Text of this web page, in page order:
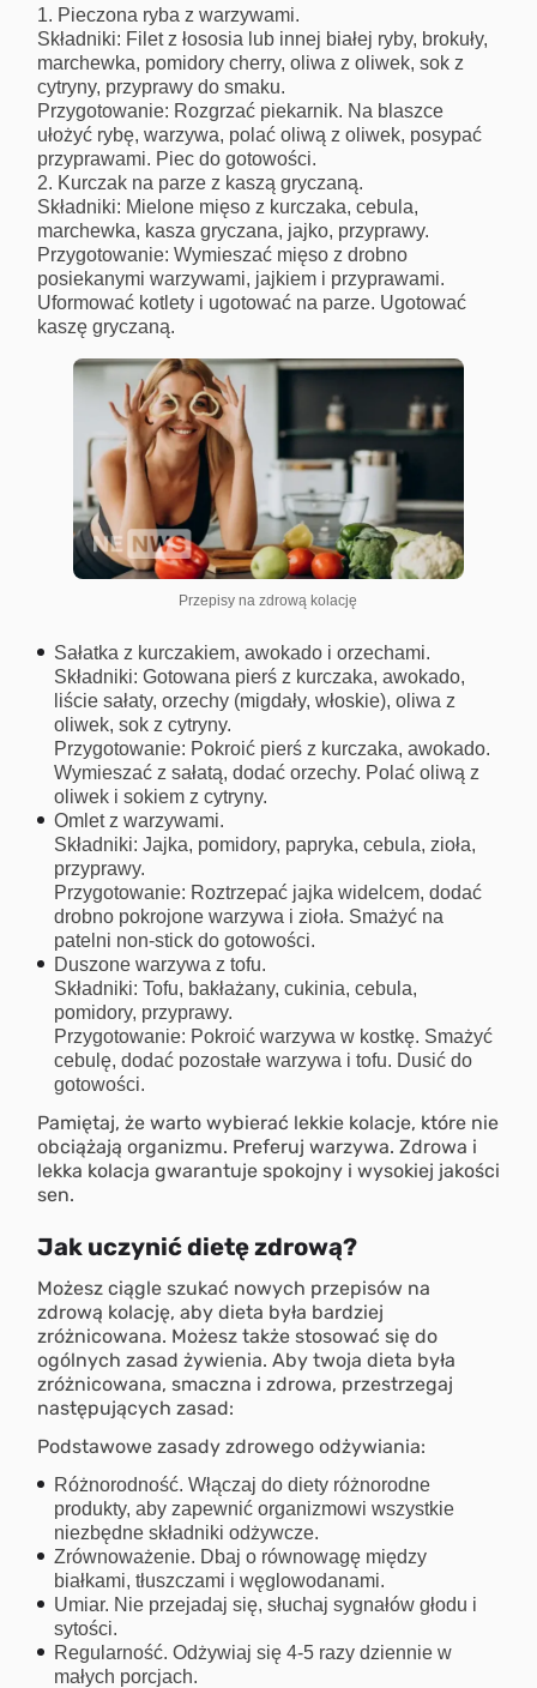
Pieczona ryba z warzywami.
Składniki: Filet z łososia lub innej białej ryby, brokuły,
marchewka, pomidory cherry, oliwa z oliwek, sok z
cytryny, przyprawy do smaku.
Przygotowanie: Rozgrzać piekarnik. Na blaszce
ułożyć rybę, warzywa, polać oliwą z oliwek, posypać
przyprawami. Piec do gotowości.
Kurczak na parze z kaszą gryczaną.
Składniki: Mielone mięso z kurczaka, cebula,
marchewka, kasza gryczana, jajko, przyprawy.
Przygotowanie: Wymieszać mięso z drobno
posiekanymi warzywami, jajkiem i przyprawami.
Uformować kotlety i ugotować na parze. Ugotować
kaszę gryczaną.
Przepisy na zdrową kolację
Sałatka z kurczakiem, awokado i orzechami.
Składniki: Gotowana pierś z kurczaka, awokado,
liście sałaty, orzechy (migdały, włoskie), oliwa z
oliwek, sok z cytryny.
Przygotowanie: Pokroić pierś z kurczaka, awokado.
Wymieszać z sałatą, dodać orzechy. Polać oliwą z
oliwek i sokiem z cytryny.
Omlet z warzywami.
Składniki: Jajka, pomidory, papryka, cebula, zioła,
przyprawy.
Przygotowanie: Roztrzepać jajka widelcem, dodać
drobno pokrojone warzywa i zioła. Smażyć na
patelni non-stick do gotowości.
Duszone warzywa z tofu.
Składniki: Tofu, bakłażany, cukinia, cebula,
pomidory, przyprawy.
Przygotowanie: Pokroić warzywa w kostkę. Smażyć
cebulę, dodać pozostałe warzywa i tofu. Dusić do
gotowości.
Pamiętaj, że warto wybierać lekkie kolacje, które nie
obciążają organizmu. Preferuj warzywa. Zdrowa i
lekka kolacja gwarantuje spokojny i wysokiej jakości
sen.
Jak uczynić dietę zdrową?
Możesz ciągle szukać nowych przepisów na
zdrową kolację, aby dieta była bardziej
zróżnicowana. Możesz także stosować się do
ogólnych zasad żywienia. Aby twoja dieta była
zróżnicowana, smaczna i zdrowa, przestrzegaj
następujących zasad:
Podstawowe zasady zdrowego odżywiania:
Różnorodność. Włączaj do diety różnorodne
produkty, aby zapewnić organizmowi wszystkie
niezbędne składniki odżywcze.
Zrównoważenie. Dbaj o równowagę między
białkami, tłuszczami i węglowodanami.
Umiar. Nie przejadaj się, słuchaj sygnałów głodu i
sytości.
Regularność. Odżywiaj się 4-5 razy dziennie w
małych porcjach.